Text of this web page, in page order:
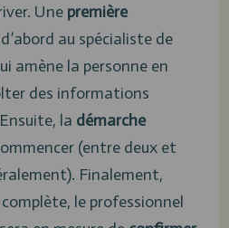
Une première
au spécialiste de
amène la personne en
des informations
la démarche
(entre deux et
Finalement,
le professionnel